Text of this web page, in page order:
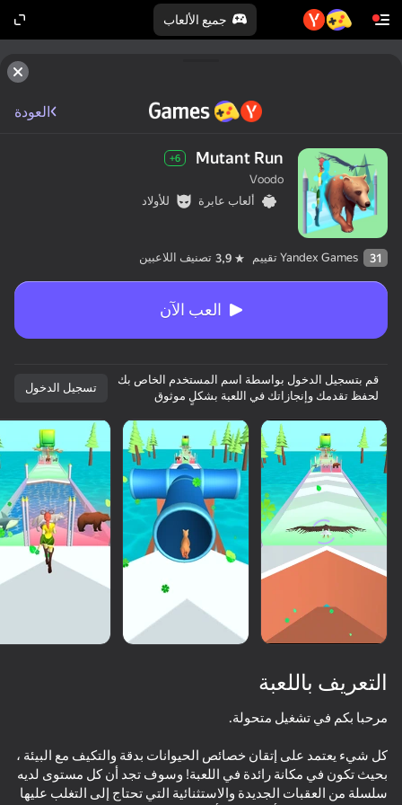
جميع الألعاب
الجميع. حتى "غير اللاعبين"
Fox Simulator 3D
61
Tralalelo: The Great Escape
Labubu World: Merge them all!
Furry Girls
العودة
Mutant Run
6+
Voodo
ألعاب عابرة
للأولاد
31 Yandex Games تقييم 3,9 تصنيف اللاعبين
العب الآن
قم بتسجيل الدخول بواسطة اسم المستخدم الخاص بك
لحفظ تقدمك وإنجازاتك في اللعبة بشكلٍ موثوق
تسجيل الدخول
التعريف باللعبة
كل شيء يعتمد على إتقان خصائص الحيوانات بدقة والتكيف مع البيئة ،
بحيث تكون في مكانة رائدة في اللعبة! وسوف تجد أن كل مستوى لديه
سلسلة من العقبات الجديدة والاستثنائية التي تحتاج إلى التغلب عليها